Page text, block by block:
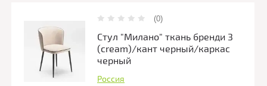
(0)
Стул "Милано" ткань бренди 3
(cream)/кант черный/каркас
черный
Россия